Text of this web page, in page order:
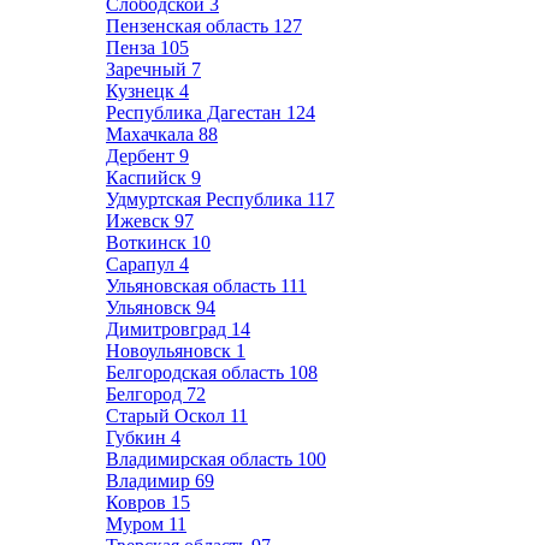
Слободской 3
Пензенская область 127
Пенза 105
Заречный 7
Кузнецк 4
Республика Дагестан 124
Махачкала 88
Дербент 9
Каспийск 9
Удмуртская Республика 117
Ижевск 97
Воткинск 10
Сарапул 4
Ульяновская область 111
Ульяновск 94
Димитровград 14
Новоульяновск 1
Белгородская область 108
Белгород 72
Старый Оскол 11
Губкин 4
Владимирская область 100
Владимир 69
Ковров 15
Муром 11